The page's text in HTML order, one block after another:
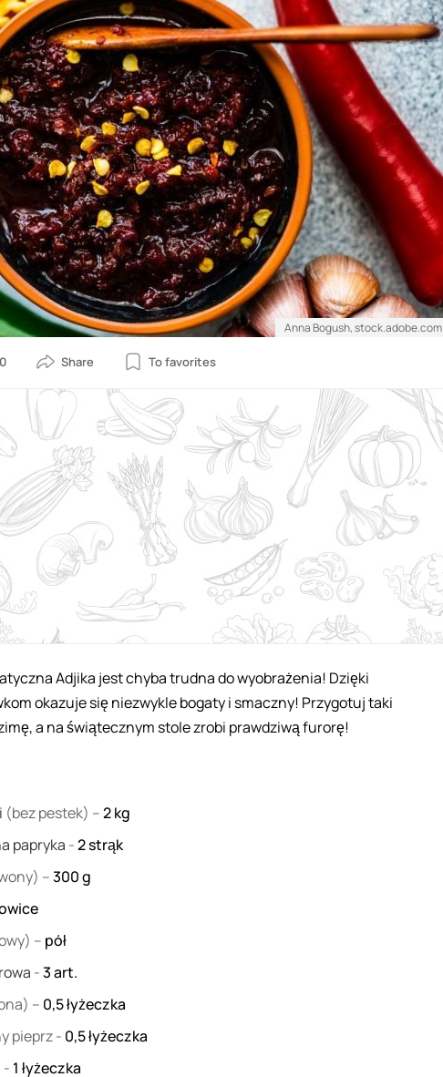
Anna Bogush, stock.adobe.com
0
Adjika jest chyba trudna do wyobrażenia! Dzięki
okazuje się niezwykle bogaty i smaczny! Przygotuj taki
a na świątecznym stole zrobi prawdziwą furorę!
(bez pestek) –2kg
papryka -2strąk
–300g
– pół
-3art.
– 0,5łyżeczka
pieprz- 0,5łyżeczka
- 1 łyżeczka